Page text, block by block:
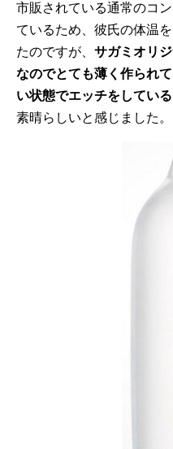
市販されている通常のコ
ているため、彼氏の体温
たのですが、 サガミオリ
なのでとても薄く作られ
い状態でエッチをしてい
素晴らしいと感じました。